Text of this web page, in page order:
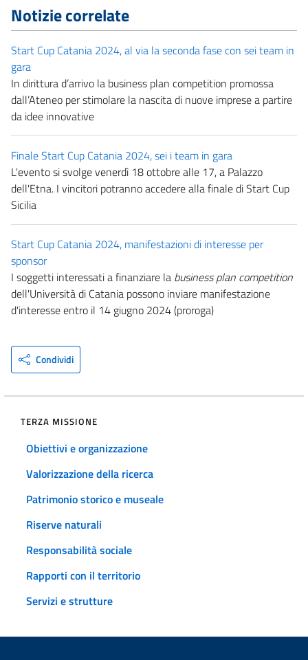
Notizie correlate
Start Cup Catania 2024, al via la seconda fase con sei team in
gara
In dirittura d’arrivo la business plan competition promossa
dall’Ateneo per stimolare la nascita di nuove imprese a partire
da idee innovative
Finale Start Cup Catania 2024, sei i team in gara
L'evento si svolge venerdì 18 ottobre alle 17, a Palazzo
dell'Etna. I vincitori potranno accedere alla finale di Start Cup
Sicilia
Start Cup Catania 2024, manifestazioni di interesse per
sponsor
I soggetti interessati a finanziare la business plan competition
dell'Università di Catania possono inviare manifestazione
d'interesse entro il 14 giugno 2024 (proroga)
Condividi
TERZA MISSIONE
Obiettivi e organizzazione
Valorizzazione della ricerca
Patrimonio storico e museale
Riserve naturali
Responsabilità sociale
Rapporti con il territorio
Servizi e strutture